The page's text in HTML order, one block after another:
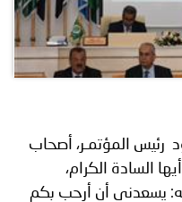
المؤتمـر، أصحاب
السادة الكرام،
يسعدني أن أرحب بكم